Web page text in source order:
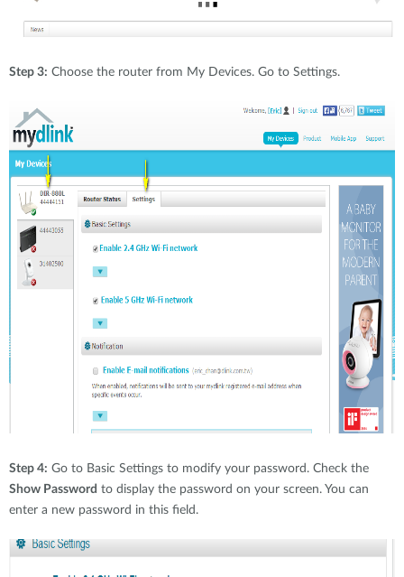
Step 3: Choose the router from My Devices. Go to Settings.
Step 4: Go to Basic Settings to modify your password. Check the
Show Password to display the password on your screen. You can
enter a new password in this field.